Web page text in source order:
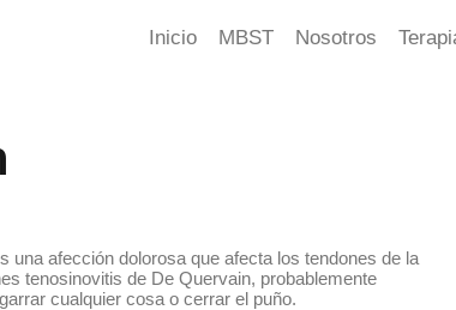
Inicio MBST Nosotros
una afección dolorosa que afecta los tendones de la
tenosinovitis de De Quervain, probablemente
cualquier cosa o cerrar el puño.